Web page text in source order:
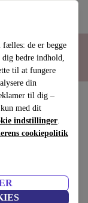
fælles: de er begge
dig bedre indhold,
til at fungere
din
til dig –
med dit
indstillinger.
cookiepolitik